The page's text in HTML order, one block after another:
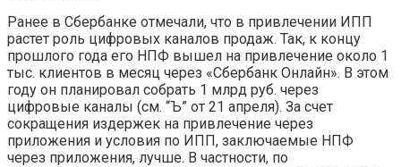
Ранее в Сбербанке отмечали, что в привлечении ИПП
растет роль цифровых каналов продаж. Так, к концу
прошлого года его НПФ вышел на привлечение около 1
тыс. клиентов в месяц через «Сбербанк Онлайн». В этом
году он планировал собрать 1 млрд руб. через
цифровые каналы (см. “Ъ” от 21 апреля). За счет
сокращения издержек на привлечение через
приложения и условия по ИПП, заключаемые НПФ
через приложения, лучше. В частности, по